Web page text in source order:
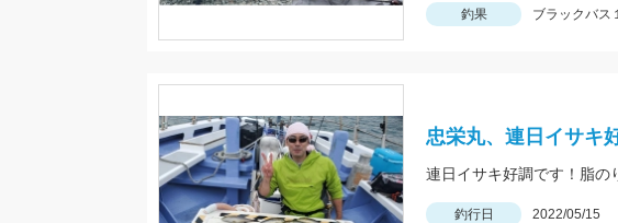
釣果
ブラックバス
忠栄丸、連日イサキ
連日イサキ好調です！脂の
釣行日 2022/05/15